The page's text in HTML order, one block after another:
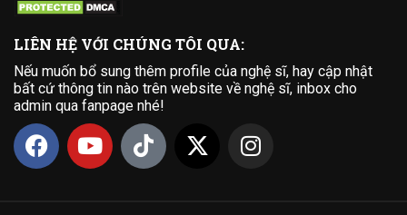
LIÊN HỆ VỚI CHÚNG TÔI QUA:
Nếu muốn bổ sung thêm profile của nghệ sĩ, hay cập nhật
bất cứ thông tin nào trên website về nghệ sĩ, inbox cho
admin qua fanpage nhé!